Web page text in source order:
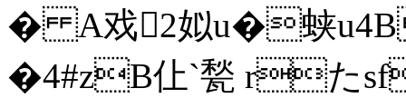
� A戏2姒u�蛱u4B躤
�4#zB仩`甃 rた